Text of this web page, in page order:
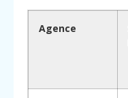
Agence